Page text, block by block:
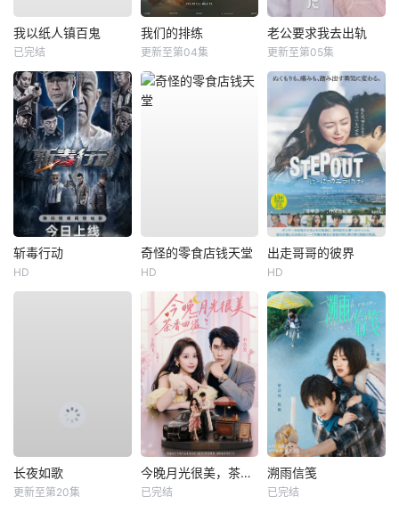
我以纸人镇百鬼
已完结
我们的排练
更新至第04集
老公要求我去出轨
更新至第05集
斩毒行动
HD
奇怪的零食店钱天堂
HD
出走哥哥的彼界
HD
长夜如歌
更新至第20集
今晚月光很美，茶香四溢
已完结
溯雨信笺
已完结